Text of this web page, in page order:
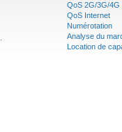
QoS 2G/3G/4G
QoS Internet
Numérotation
Analyse du
Location de